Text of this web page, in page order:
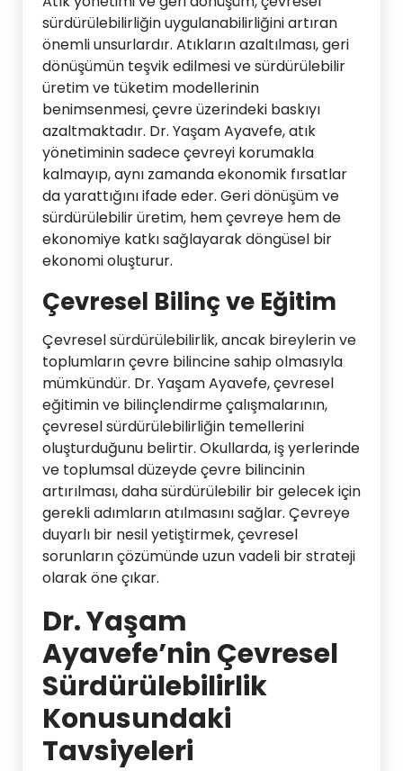
sürdürülebilirliğin uygulanabilirliğini artıran
önemli unsurlardır. Atıkların azaltılması, geri
dönüşümün teşvik edilmesi ve sürdürülebilir
üretim ve tüketim modellerinin
benimsenmesi, çevre üzerindeki baskıyı
azaltmaktadır. Dr. Yaşam Ayavefe, atık
yönetiminin sadece çevreyi korumakla
kalmayıp, aynı zamanda ekonomik fırsatlar
da yarattığını ifade eder. Geri dönüşüm ve
sürdürülebilir üretim, hem çevreye hem de
ekonomiye katkı sağlayarak döngüsel bir
ekonomi oluşturur.
Çevresel Bilinç ve Eğitim
Çevresel sürdürülebilirlik, ancak bireylerin ve
toplumların çevre bilincine sahip olmasıyla
mümkündür. Dr. Yaşam Ayavefe, çevresel
eğitimin ve bilinçlendirme çalışmalarının,
çevresel sürdürülebilirliğin temellerini
oluşturduğunu belirtir. Okullarda, iş yerlerinde
ve toplumsal düzeyde çevre bilincinin
artırılması, daha sürdürülebilir bir gelecek için
gerekli adımların atılmasını sağlar. Çevreye
duyarlı bir nesil yetiştirmek, çevresel
sorunların çözümünde uzun vadeli bir strateji
olarak öne çıkar.
Dr. Yaşam
Ayavefe’nin Çevresel
Sürdürülebilirlik
Konusundaki
Tavsiyeleri